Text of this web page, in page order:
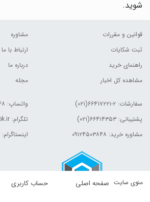
صفحه اصلی منوی سایت حساب کاربری
شوید.
قوانین و مقررات
ثبت شکایات
راهنمای خرید
مشاهده کل اخبار
مشاوره
ارتباط با ما
درباره ما
مجله
سفارشات: ۲-۶۶۴۱۷۲۲۱(۰۲۱)
پشتیبانی: ۶۶۴۱۴۳۵۳(۰۲۱)
مشاوره خرید: ۰۹۱۲۴۵۰۳۸۴۸
واتساپ: ۰۹۱۲۴۵۰۳۸۴۸
تلگرام: iranbook.ir
اینستاگرام: iranbook.ir